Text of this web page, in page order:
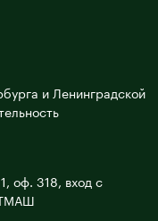
и Ленинградской
оф. 318, вход с